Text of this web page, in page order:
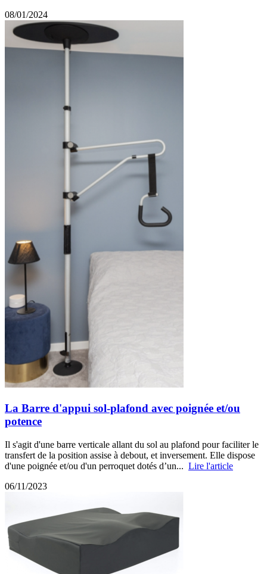
08/01/2024
La Barre d'appui sol-plafond avec poignée et/ou
potence
Il s'agit d'une barre verticale allant du sol au plafond pour faciliter le
transfert de la position assise à debout, et inversement. Elle dispose
d'une poignée et/ou d'un perroquet dotés d’un... Lire l'article
06/11/2023